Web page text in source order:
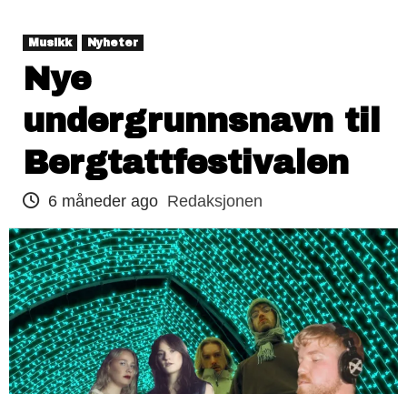
Musikk Nyheter
Nye
undergrunnsnavn til
Bergtattfestivalen
6 måneder ago Redaksjonen